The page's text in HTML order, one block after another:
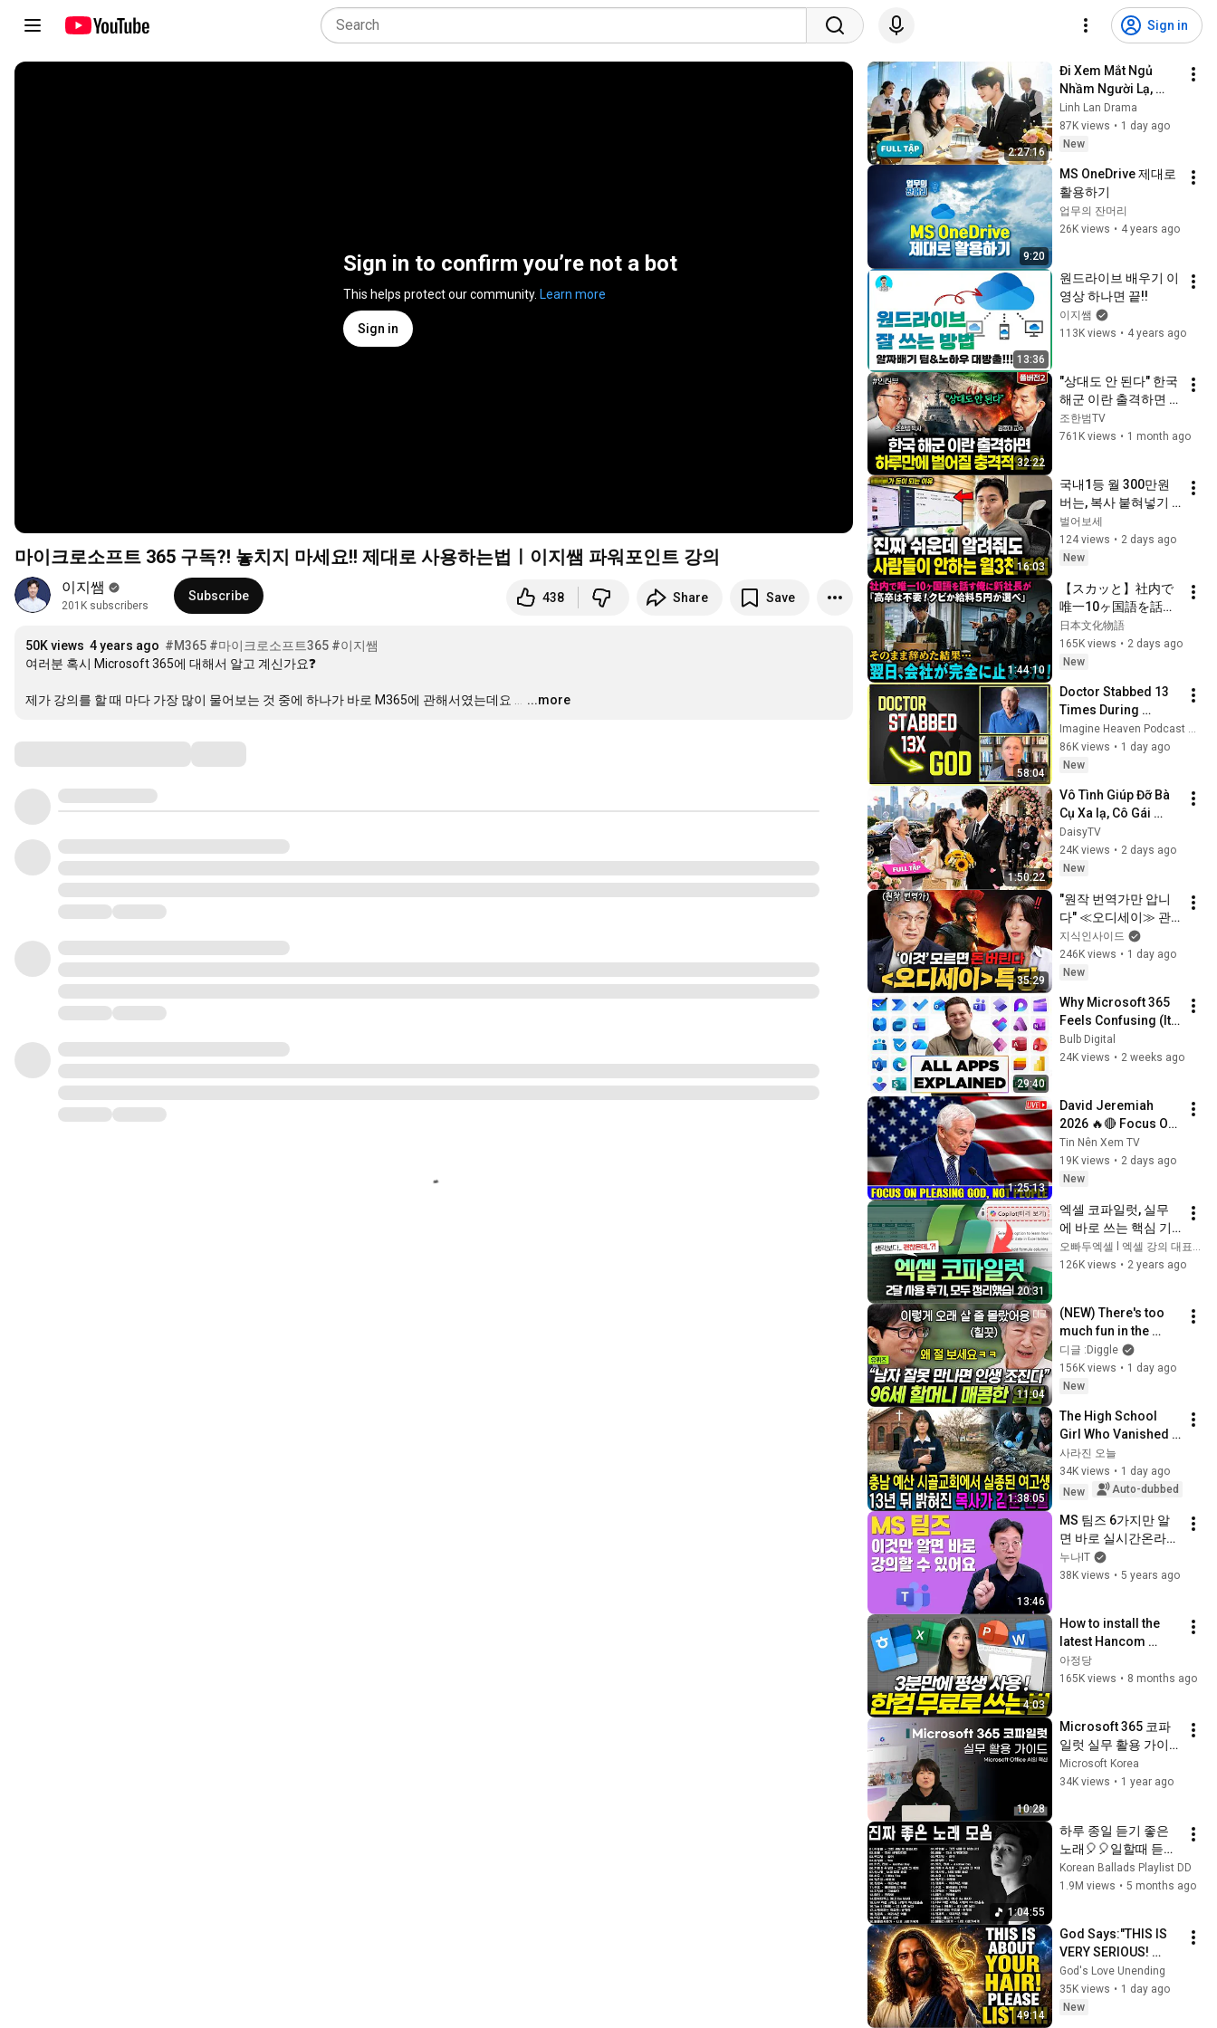
Sign in
Sign in to confirm you’re not a bot
This helps protect our community. Learn more
Sign in
마이크로소프트 365 구독?! 놓치지 마세요!! 제대로 사용하는법ㅣ이지쌤 파워포인트 강의
이지쌤
201K subscribers
Subscribe 438 Share Save
50K views 4 years ago #M365 #마이크로소프트365 #이지쌤
여러분 혹시 Microsoft 365에 대해서 알고 계신가요❓
제가 강의를 할 때 마다 가장 많이 물어보는 것 중에 하나가 바로 M365에 관해서였는데요 ...more
2:27:16
Đi Xem Mắt Ngủ
Nhầm Người Lạ,
Chốt Đơn Kết Hôn
Chớp Nhoáng, Nào
Ngờ Lại Trở Thành
Linh Lan Drama
87K views • 1 day ago
New
9:20
MS OneDrive 제대로
활용하기
업무의 잔머리
26K views • 4 years ago
13:36
원드라이브 배우기 이
영상 하나면 끝!!
이지쌤
113K views • 4 years ago
32:22
"상대도 안 된다" 한국
해군 이란 출격하면
하루만에 벌어질 충격
적인 일 | 김종대 교수
조한범TV
761K views • 1 month ago
16:03
국내1등 월 300만원
버는, 복사 붙혀넣기
부업 무료공개
벌어보세
124 views • 2 days ago
New
1:44:10
【スカッと】社内で
唯一10ヶ国語を話す
俺に新社長が「高卒
は不要！クビか給料
５円か選べ」と言っ
めた結果
日本文化物語
165K views • 2 days ago
New
58:04
Doctor Stabbed 13
Times During
Murder Attempt -
Then God Showed
Up | Near Death
Imagine Heaven Podcast with John Burke
86K views • 1 day ago
New
1:50:22
Vô Tình Giúp Đỡ Bà
Cụ Xa lạ, Cô Gái
Nghèo Bất Ngờ
Được Gả Cho Tổng
Tài Tỷ Phú Giàu Nhất
DaisyTV
24K views • 2 days ago
New
35:29
"원작 번역가만 압니
다" ≪오디세이≫ 관
람 전 필수 세계관 총
정리ㅣ지식인 클래스
EP.13 (김헌 교수)
지식인사이드
246K views • 1 day ago
New
29:40
Why Microsoft 365
Feels Confusing (It
Doesn't Have To)
Bulb Digital
24K views • 2 weeks ago
1:25:13
David Jeremiah
2026 🔥🔴 Focus On
Pleasing God, Not
People 💥🔴 David
Jeremiah Sermons
Tin Nên Xem TV
19K views • 2 days ago
New
20:31
엑셀 코파일럿, 실무
에 바로 쓰는 핵심 기
능 9가지 | 개인용 vs
기업용 차이점 | 이렇
126K views • 2 years ago
11:04
(NEW) There's too
much fun in the
world to die yet😁 A
literary grandma
with a sharp wit that
디글 :Diggle
156K views • 1 day ago
New
1:38:05
The High School
Girl Who Vanished
from a Rural Church
in Yesan in 2003…
The Truth Hidden by
사라진 오늘
34K views • 1 day ago
New
Auto-dubbed
13:46
MS 팀즈 6가지만 알
면 바로 실시간온라인
강의 할 수 있어요
누나IT
38K views • 5 years ago
4:03
How to install the
latest Hancom
Office for free! Use
Hangul, Excel, and
아정당
165K views • 8 months ago
10:28
Microsoft 365 코파
일럿 실무 활용 가이
드
Microsoft Korea
34K views • 1 year ago
1:04:55
하루 종일 듣기 좋은
노래🎈🎈일할때 듣기
좋은 발라드 추천 광
고없는 노래모음🎊🎊
드,숙희,
Korean Ballads Playlist DD
1.9M views • 5 months ago
49:14
God Says:"THIS IS
VERY SERIOUS!
LISTEN TO THIS
URGENTLY!"/God
Message Now/God
God's Love Unending
35K views • 1 day ago
New